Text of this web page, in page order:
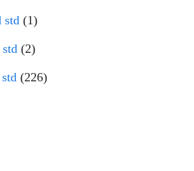
std (1)
(2)
(226)